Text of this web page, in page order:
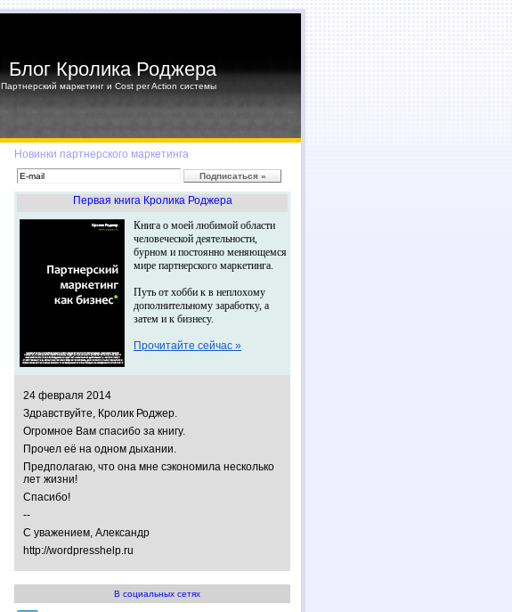
Блог Кролика Роджера
Партнерский маркетинг и Cost per Action системы
Новинки партнерского маркетинга
Первая книга Кролика Роджера
Книга о моей любимой области
человеческой деятельности,
бурном и постоянно меняющемся
мире партнерского маркетинга.
Путь от хобби к в неплохому
дополнительному заработку, а
затем и к бизнесу.
Прочитайте сейчас »
24 февраля 2014
Здравствуйте, Кролик Роджер.
Огромное Вам спасибо за книгу.
Прочел её на одном дыхании.
Предполагаю, что она мне сэкономила несколько
лет жизни!
Спасибо!
--
С уважением, Александр
http://wordpresshelp.ru
В социальных сетях